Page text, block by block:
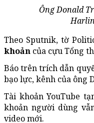
Ông Donald
Theo Sputnik, tờ
khoản của cựu Tổng
Báo trên trích dẫn
bạo lực, kênh của ông
Tài khoản YouTube
khoản người dùng
video mới.